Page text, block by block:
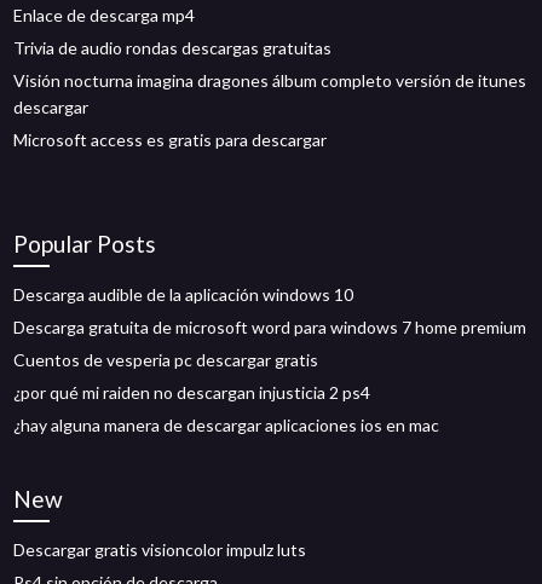
Enlace de descarga mp4
Trivia de audio rondas descargas gratuitas
Visión nocturna imagina dragones álbum completo versión de itunes
descargar
Microsoft access es gratis para descargar
Popular Posts
Descarga audible de la aplicación windows 10
Descarga gratuita de microsoft word para windows 7 home premium
Cuentos de vesperia pc descargar gratis
¿por qué mi raiden no descargan injusticia 2 ps4
¿hay alguna manera de descargar aplicaciones ios en mac
New
Descargar gratis visioncolor impulz luts